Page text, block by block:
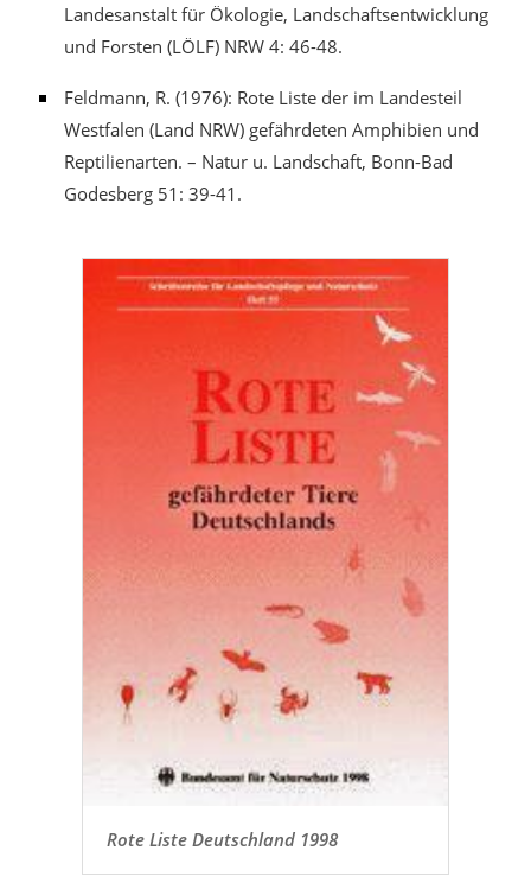
Landesanstalt für Ökologie, Landschaftsentwicklung
und Forsten (LÖLF) NRW 4: 46-48.
Feldmann, R. (1976): Rote Liste der im Landesteil
Westfalen (Land NRW) gefährdeten Amphibien und
Reptilienarten. – Natur u. Landschaft, Bonn-Bad
Godesberg 51: 39-41.
Rote Liste Deutschland 1998